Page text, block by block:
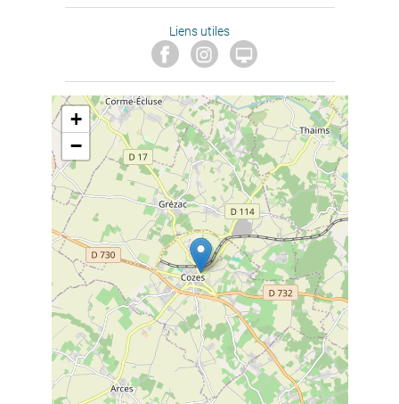
Liens utiles

+
−